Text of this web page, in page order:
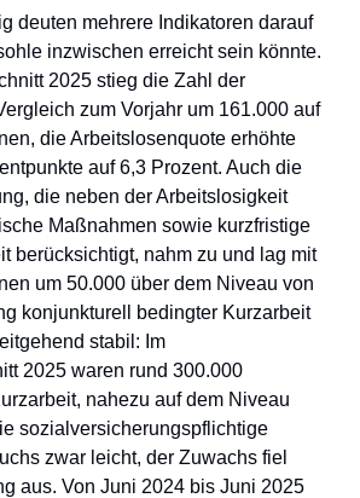
deuten mehrere Indikatoren darauf
inzwischen erreicht sein könnte.
2025 stieg die Zahl der
zum Vorjahr um 161.000 auf
die Arbeitslosenquote erhöhte
auf 6,3 Prozent. Auch die
die neben der Arbeitslosigkeit
Maßnahmen sowie kurzfristige
berücksichtigt, nahm zu und lag mit
um 50.000 über dem Niveau von
konjunkturell bedingter Kurzarbeit
stabil: Im
2025 waren rund 300.000
nahezu auf dem Niveau
sozialversicherungspflichtige
zwar leicht, der Zuwachs fiel
aus. Von Juni 2024 bis Juni 2025